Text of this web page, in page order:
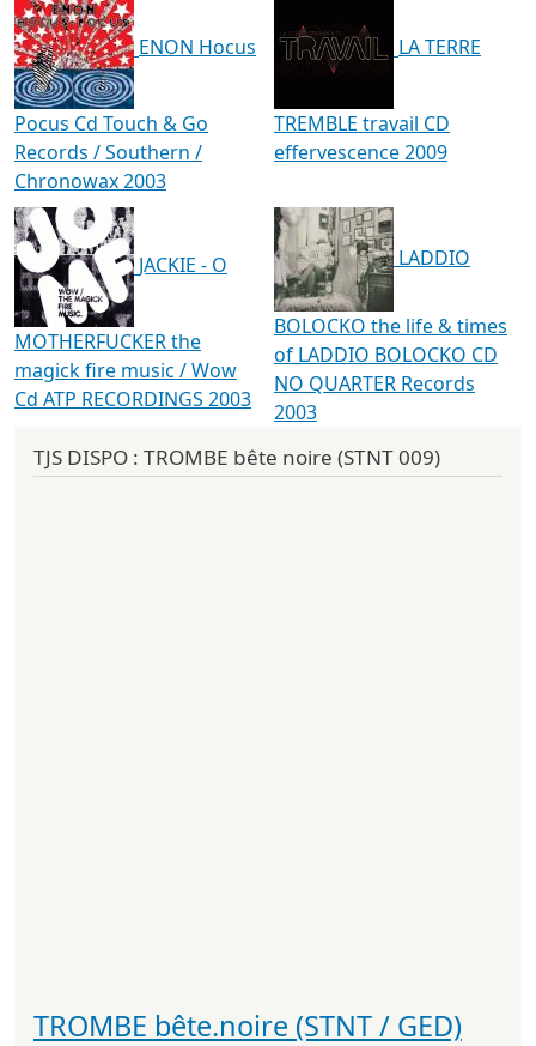
ENON Hocus
Pocus Cd Touch & Go
Records / Southern /
Chronowax 2003
LA TERRE
TREMBLE travail CD
effervescence 2009
JACKIE - O
MOTHERFUCKER the
magick fire music / Wow
Cd ATP RECORDINGS 2003
LADDIO
BOLOCKO the life & times
of LADDIO BOLOCKO CD
NO QUARTER Records
2003
TJS DISPO : TROMBE bête noire (STNT 009)
TROMBE bête.noire (STNT / GED)